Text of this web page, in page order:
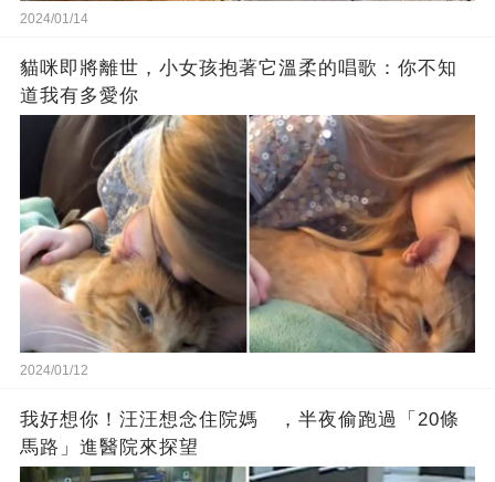
2024/01/14
貓咪即將離世，小女孩抱著它溫柔的唱歌：你不知
道我有多愛你
2024/01/12
我好想你！汪汪想念住院媽 ，半夜偷跑過「20條
馬路」進醫院來探望